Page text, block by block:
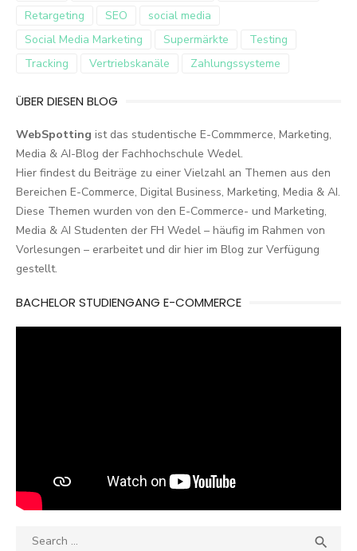
Retargeting
SEO
social media
Social Media Marketing
Supermärkte
Testing
Tracking
Vertriebskanäle Zahlungssysteme
ÜBER DIESEN BLOG
WebSpotting ist das studentische E-Commmerce, Marketing,
Media & AI-Blog der Fachhochschule Wedel.
Hier findest du Beiträge zu einer Vielzahl an Themen aus den
Bereichen E-Commerce, Digital Business, Marketing, Media & AI.
Diese Themen wurden von den E-Commerce- und Marketing,
Media & AI Studenten der FH Wedel – häufig im Rahmen von
Vorlesungen – erarbeitet und dir hier im Blog zur Verfügung
gestellt.
BACHELOR STUDIENGANG E-COMMERCE
Search
